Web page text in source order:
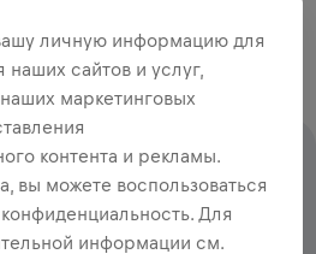
ВЗНОСОВ ИДУТ
СПИННОГО
МОЗГА
личную информацию для
сайтов и услуг,
маркетинговых
контента и рекламы.
вы можете воспользоваться
Для
информации см.